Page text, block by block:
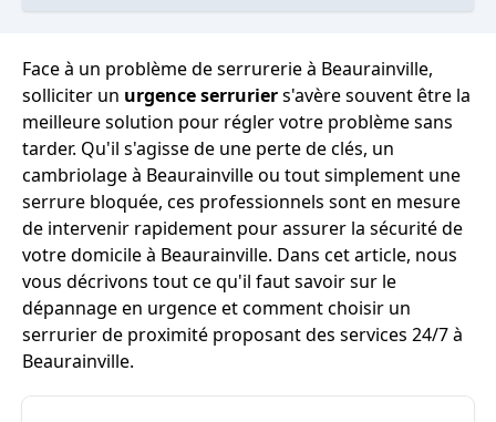
Face à un problème de serrurerie à Beaurainville,
solliciter un urgence serruriers'avère souvent être la
meilleure solution pour régler votre problème sans
tarder. Qu'il s'agisse de une perte de clés, un
cambriolage à Beaurainville ou tout simplement une
serrure bloquée, ces professionnels sont en mesure
de intervenir rapidement pour assurer la sécurité de
votre domicile à Beaurainville. Dans cet article, nous
vous décrivons tout ce qu'il faut savoir sur le
dépannage en urgence et comment choisir un
serrurier de proximité proposant des services 24/7 à
Beaurainville.